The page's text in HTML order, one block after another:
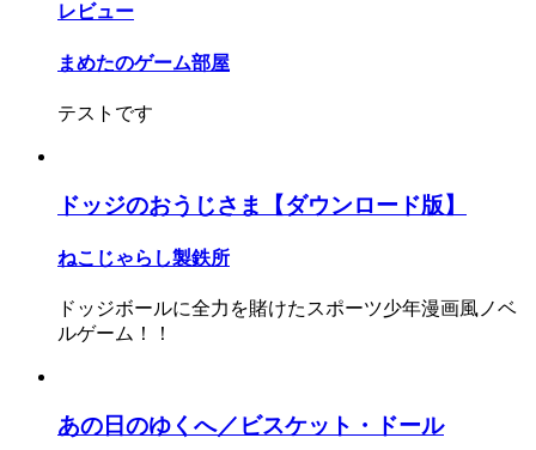
レビュー
まめたのゲーム部屋
テストです
ドッジのおうじさま【ダウンロード版】
ねこじゃらし製鉄所
ドッジボールに全力を賭けたスポーツ少年漫画風ノベ
ルゲーム！！
あの日のゆくへ／ビスケット・ドール